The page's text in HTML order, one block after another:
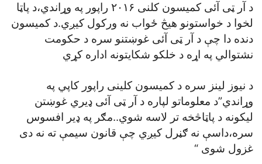
د آر ټی آئی کميسون کلنی ۲۰۱۶ راپور په وړاندي،د پاټا
لخوا د خواستونو هيڅ ځواب نه ورکول کيږي.د کميسون
دنده دا چې د آر ټی آئی غوښتنو سره د حکومت
نشتوالي په اړه د خلکو شکايتونه اداره کړي
د نيوز لينز سره د کميسون کلينی راپور کاپي په
وړاندي”د معلوماتو لپاره د آر ټی آئی ډيري غوښتن
ليکونه د پاټاڅخه تر لاسه شوي..مګر په ډير افسوس
سره،داسې نه ګڼرل کيږي چې قانون سيمې ته نه دی
غزول شوی “